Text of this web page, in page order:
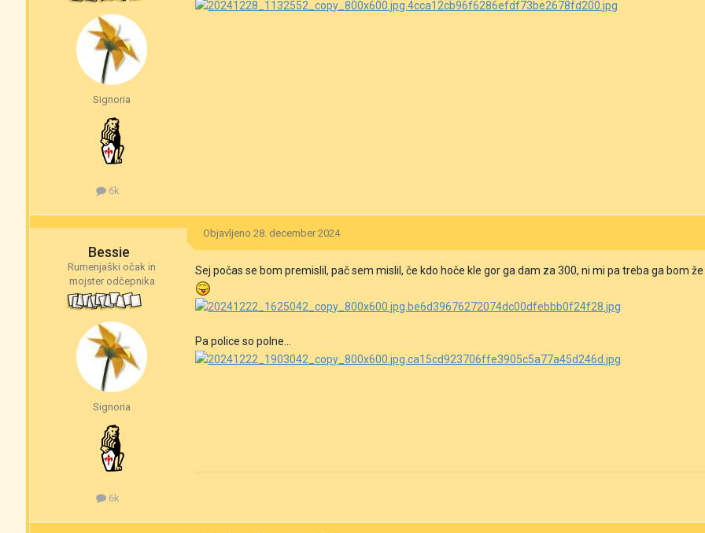
Signoria
6k
Bessie
Rumenjaški očak in
mojster odčepnika
Signoria
6k
Objavljeno28. december 2024
Sej počas se bom premislil, pač sem mislil, če kdo hoče kle gor ga dam za 300, ni mi pa treba ga bom
Pa police so polne...